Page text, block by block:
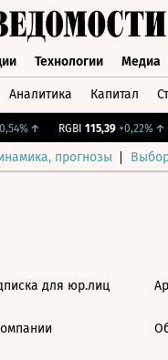
Технологии Медиа
Аналитика Капитал
↑ RGBI 115,39 +0,22%↑
прогнозы
для юр.лиц